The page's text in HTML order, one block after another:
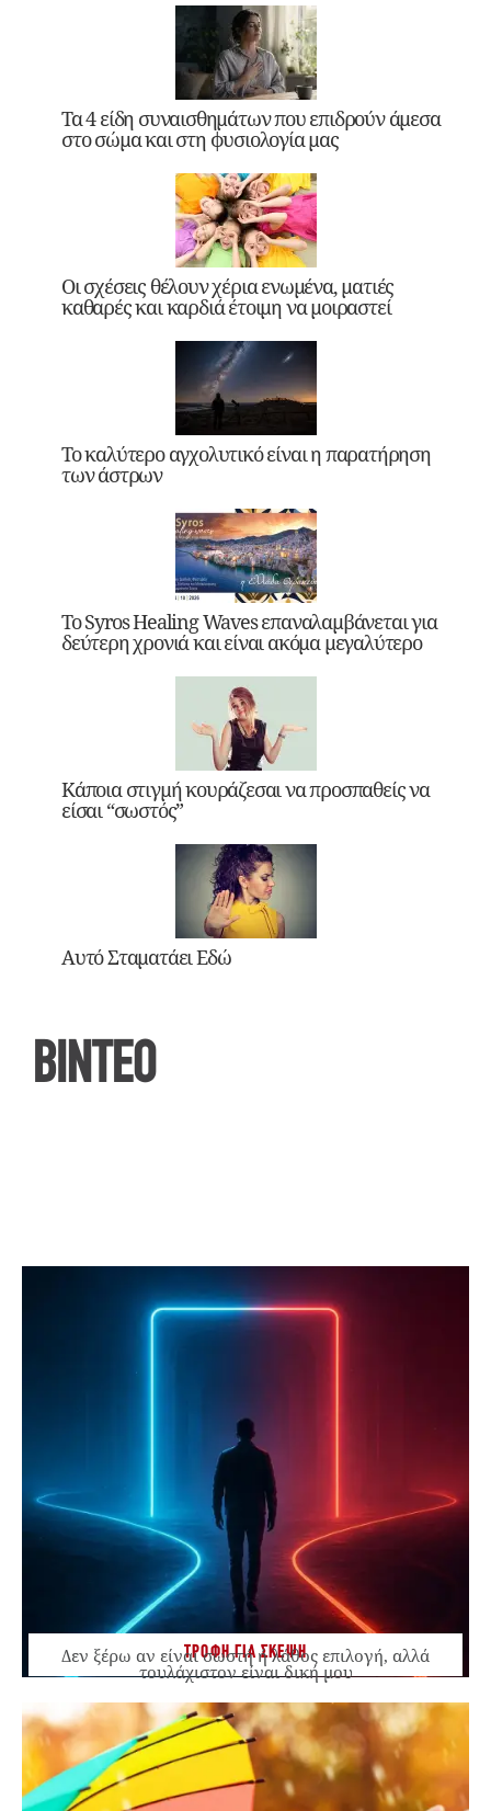
Τα 4 είδη συναισθημάτων που επιδρούν άμεσα
στο σώμα και στη φυσιολογία μας
Οι σχέσεις θέλουν χέρια ενωμένα, ματιές
καθαρές και καρδιά έτοιμη να μοιραστεί
Το καλύτερο αγχολυτικό είναι η παρατήρηση
των άστρων
Το Syros Healing Waves επαναλαμβάνεται για
δεύτερη χρονιά και είναι ακόμα μεγαλύτερο
Κάποια στιγμή κουράζεσαι να προσπαθείς να
είσαι “σωστός”
Αυτό Σταματάει Εδώ
ΒΙΝΤΕΟ
ΤΡΟΦΗ ΓΙΑ ΣΚΕΨΗ
Δεν ξέρω αν είναι σωστή ή λάθος επιλογή, αλλά
τουλάχιστον είναι δική μου